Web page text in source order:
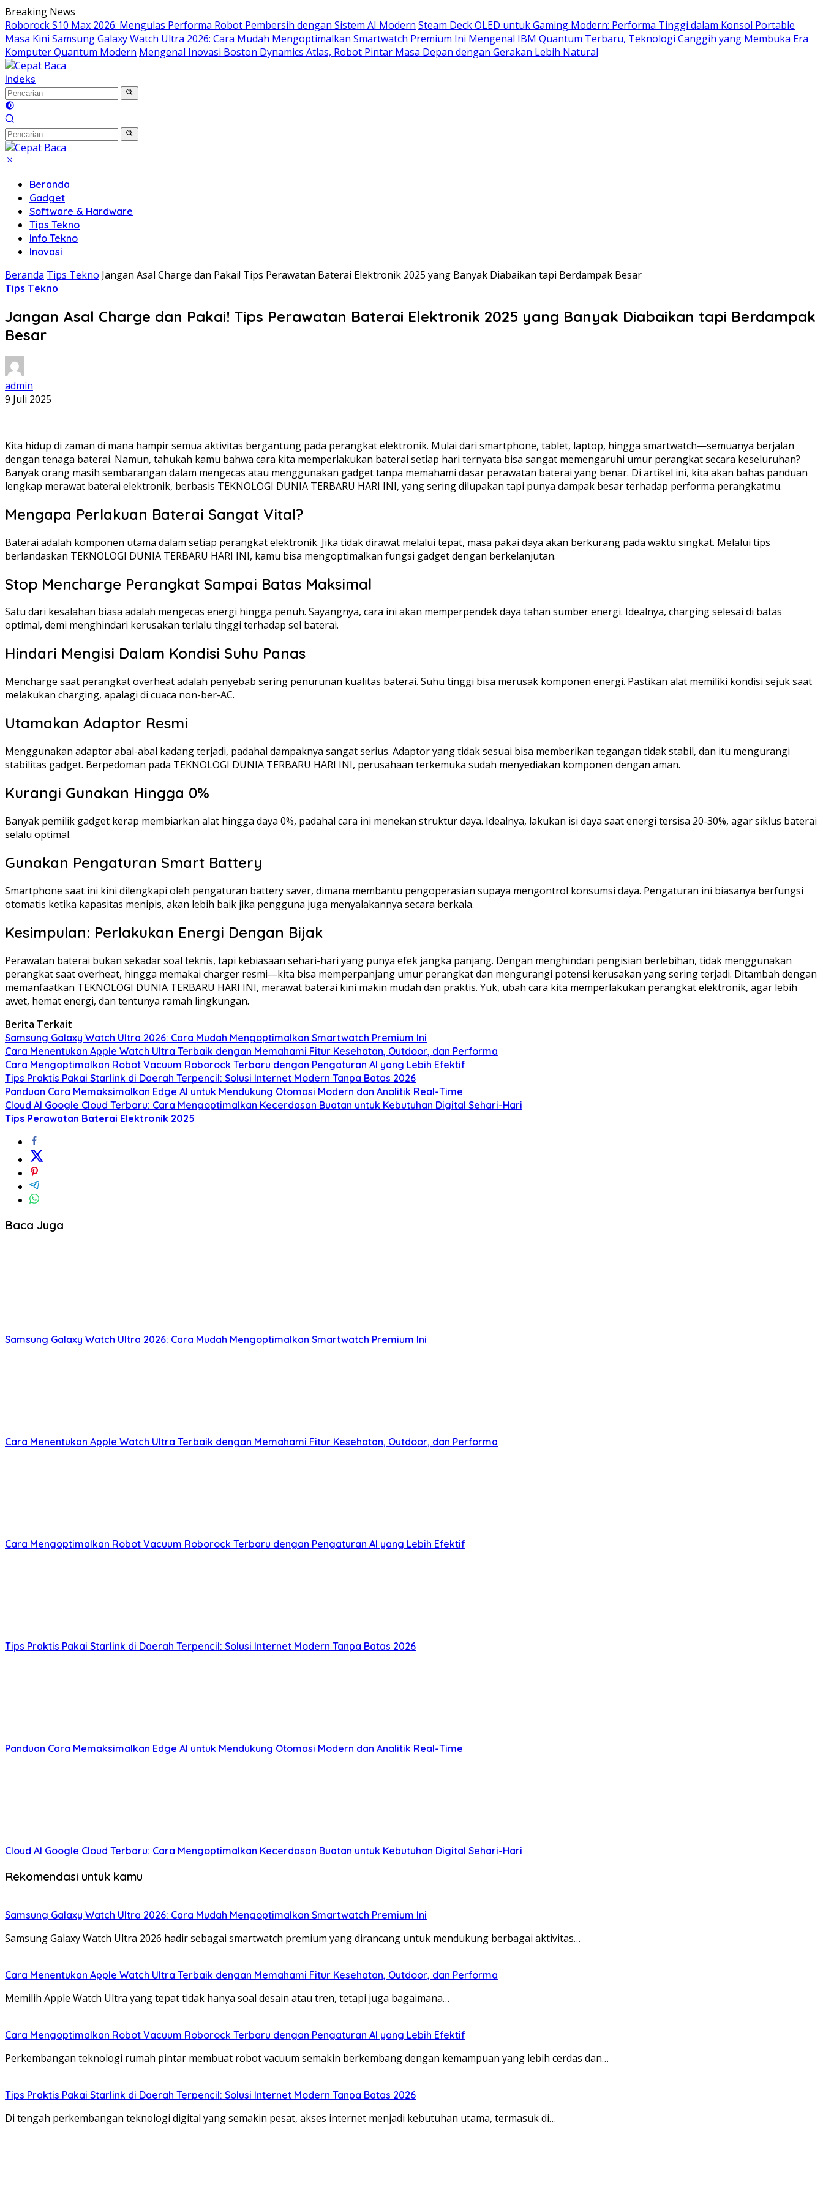
Langsung
ke
konten
Breaking News
Roborock S10 Max 2026: Mengulas Performa Robot Pembersih dengan Sistem AI Modern Steam Deck OLED untuk Gaming Modern: Performa Tinggi dalam Konsol Portable
Masa Kini Samsung Galaxy Watch Ultra 2026: Cara Mudah Mengoptimalkan Smartwatch Premium Ini Mengenal IBM Quantum Terbaru, Teknologi Canggih yang Membuka Era
Komputer Quantum Modern Mengenal Inovasi Boston Dynamics Atlas, Robot Pintar Masa Depan dengan Gerakan Lebih Natural
Indeks
Beranda
Gadget
Software & Hardware
Tips Tekno
Info Tekno
Inovasi
Beranda Tips Tekno Jangan Asal Charge dan Pakai! Tips Perawatan Baterai Elektronik 2025 yang Banyak Diabaikan tapi Berdampak Besar
Tips Tekno
Jangan Asal Charge dan Pakai! Tips Perawatan Baterai Elektronik 2025 yang Banyak Diabaikan tapi Berdampak
Besar
admin
9 Juli 2025
Kita hidup di zaman di mana hampir semua aktivitas bergantung pada perangkat elektronik. Mulai dari smartphone, tablet, laptop, hingga smartwatch—semuanya berjalan
dengan tenaga baterai. Namun, tahukah kamu bahwa cara kita memperlakukan baterai setiap hari ternyata bisa sangat memengaruhi umur perangkat secara keseluruhan?
Banyak orang masih sembarangan dalam mengecas atau menggunakan gadget tanpa memahami dasar perawatan baterai yang benar. Di artikel ini, kita akan bahas panduan
lengkap merawat baterai elektronik, berbasis TEKNOLOGI DUNIA TERBARU HARI INI, yang sering dilupakan tapi punya dampak besar terhadap performa perangkatmu.
Mengapa Perlakuan Baterai Sangat Vital?
Baterai adalah komponen utama dalam setiap perangkat elektronik. Jika tidak dirawat melalui tepat, masa pakai daya akan berkurang pada waktu singkat. Melalui tips
berlandaskan TEKNOLOGI DUNIA TERBARU HARI INI, kamu bisa mengoptimalkan fungsi gadget dengan berkelanjutan.
Stop Mencharge Perangkat Sampai Batas Maksimal
Satu dari kesalahan biasa adalah mengecas energi hingga penuh. Sayangnya, cara ini akan memperpendek daya tahan sumber energi. Idealnya, charging selesai di batas
optimal, demi menghindari kerusakan terlalu tinggi terhadap sel baterai.
Hindari Mengisi Dalam Kondisi Suhu Panas
Mencharge saat perangkat overheat adalah penyebab sering penurunan kualitas baterai. Suhu tinggi bisa merusak komponen energi. Pastikan alat memiliki kondisi sejuk saat
melakukan charging, apalagi di cuaca non-ber-AC.
Utamakan Adaptor Resmi
Menggunakan adaptor abal-abal kadang terjadi, padahal dampaknya sangat serius. Adaptor yang tidak sesuai bisa memberikan tegangan tidak stabil, dan itu mengurangi
stabilitas gadget. Berpedoman pada TEKNOLOGI DUNIA TERBARU HARI INI, perusahaan terkemuka sudah menyediakan komponen dengan aman.
Kurangi Gunakan Hingga 0%
Banyak pemilik gadget kerap membiarkan alat hingga daya 0%, padahal cara ini menekan struktur daya. Idealnya, lakukan isi daya saat energi tersisa 20-30%, agar siklus baterai
selalu optimal.
Gunakan Pengaturan Smart Battery
Smartphone saat ini kini dilengkapi oleh pengaturan battery saver, dimana membantu pengoperasian supaya mengontrol konsumsi daya. Pengaturan ini biasanya berfungsi
otomatis ketika kapasitas menipis, akan lebih baik jika pengguna juga menyalakannya secara berkala.
Kesimpulan: Perlakukan Energi Dengan Bijak
Perawatan baterai bukan sekadar soal teknis, tapi kebiasaan sehari-hari yang punya efek jangka panjang. Dengan menghindari pengisian berlebihan, tidak menggunakan
perangkat saat overheat, hingga memakai charger resmi—kita bisa memperpanjang umur perangkat dan mengurangi potensi kerusakan yang sering terjadi. Ditambah dengan
memanfaatkan TEKNOLOGI DUNIA TERBARU HARI INI, merawat baterai kini makin mudah dan praktis. Yuk, ubah cara kita memperlakukan perangkat elektronik, agar lebih
awet, hemat energi, dan tentunya ramah lingkungan.
Berita Terkait
Samsung Galaxy Watch Ultra 2026: Cara Mudah Mengoptimalkan Smartwatch Premium Ini
Cara Menentukan Apple Watch Ultra Terbaik dengan Memahami Fitur Kesehatan, Outdoor, dan Performa
Cara Mengoptimalkan Robot Vacuum Roborock Terbaru dengan Pengaturan AI yang Lebih Efektif
Tips Praktis Pakai Starlink di Daerah Terpencil: Solusi Internet Modern Tanpa Batas 2026
Panduan Cara Memaksimalkan Edge AI untuk Mendukung Otomasi Modern dan Analitik Real-Time
Cloud AI Google Cloud Terbaru: Cara Mengoptimalkan Kecerdasan Buatan untuk Kebutuhan Digital Sehari-Hari
Tips Perawatan Baterai Elektronik 2025
Baca Juga
Samsung Galaxy Watch Ultra 2026: Cara Mudah Mengoptimalkan Smartwatch Premium Ini
Cara Menentukan Apple Watch Ultra Terbaik dengan Memahami Fitur Kesehatan, Outdoor, dan Performa
Cara Mengoptimalkan Robot Vacuum Roborock Terbaru dengan Pengaturan AI yang Lebih Efektif
Tips Praktis Pakai Starlink di Daerah Terpencil: Solusi Internet Modern Tanpa Batas 2026
Panduan Cara Memaksimalkan Edge AI untuk Mendukung Otomasi Modern dan Analitik Real-Time
Cloud AI Google Cloud Terbaru: Cara Mengoptimalkan Kecerdasan Buatan untuk Kebutuhan Digital Sehari-Hari
Rekomendasi untuk kamu
Samsung Galaxy Watch Ultra 2026: Cara Mudah Mengoptimalkan Smartwatch Premium Ini
Samsung Galaxy Watch Ultra 2026 hadir sebagai smartwatch premium yang dirancang untuk mendukung berbagai aktivitas…
Cara Menentukan Apple Watch Ultra Terbaik dengan Memahami Fitur Kesehatan, Outdoor, dan Performa
Memilih Apple Watch Ultra yang tepat tidak hanya soal desain atau tren, tetapi juga bagaimana…
Cara Mengoptimalkan Robot Vacuum Roborock Terbaru dengan Pengaturan AI yang Lebih Efektif
Perkembangan teknologi rumah pintar membuat robot vacuum semakin berkembang dengan kemampuan yang lebih cerdas dan…
Tips Praktis Pakai Starlink di Daerah Terpencil: Solusi Internet Modern Tanpa Batas 2026
Di tengah perkembangan teknologi digital yang semakin pesat, akses internet menjadi kebutuhan utama, termasuk di…